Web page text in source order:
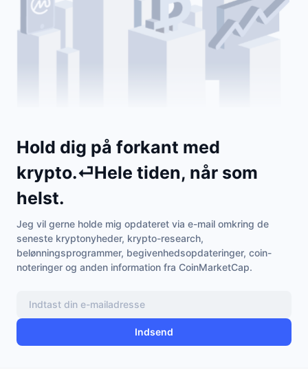
Hold dig på forkant med
krypto.⏎Hele tiden, når som
helst.
Jeg vil gerne holde mig opdateret via e-mail omkring de
seneste kryptonyheder, krypto-research,
belønningsprogrammer, begivenhedsopdateringer, coin-
noteringer og anden information fra CoinMarketCap.
Indsend